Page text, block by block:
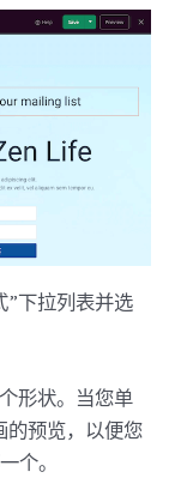
”下拉列表并选
形状。当您单
的预览，以便您
个。